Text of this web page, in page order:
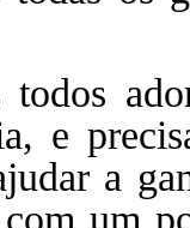
todos
e
a
com um